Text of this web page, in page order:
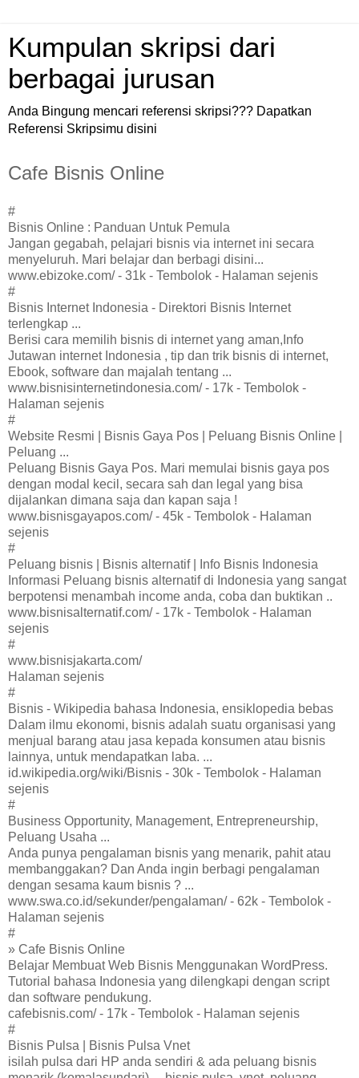
Kumpulan skripsi dari
berbagai jurusan
Anda Bingung mencari referensi skripsi??? Dapatkan
Referensi Skripsimu disini
Cafe Bisnis Online
#
Bisnis Online : Panduan Untuk Pemula
Jangan gegabah, pelajari bisnis via internet ini secara
menyeluruh. Mari belajar dan berbagi disini...
www.ebizoke.com/ - 31k - Tembolok - Halaman sejenis
#
Bisnis Internet Indonesia - Direktori Bisnis Internet
terlengkap ...
Berisi cara memilih bisnis di internet yang aman,Info
Jutawan internet Indonesia , tip dan trik bisnis di internet,
Ebook, software dan majalah tentang ...
www.bisnisinternetindonesia.com/ - 17k - Tembolok -
Halaman sejenis
#
Website Resmi | Bisnis Gaya Pos | Peluang Bisnis Online |
Peluang ...
Peluang Bisnis Gaya Pos. Mari memulai bisnis gaya pos
dengan modal kecil, secara sah dan legal yang bisa
dijalankan dimana saja dan kapan saja !
www.bisnisgayapos.com/ - 45k - Tembolok - Halaman
sejenis
#
Peluang bisnis | Bisnis alternatif | Info Bisnis Indonesia
Informasi Peluang bisnis alternatif di Indonesia yang sangat
berpotensi menambah income anda, coba dan buktikan ..
www.bisnisalternatif.com/ - 17k - Tembolok - Halaman
sejenis
#
www.bisnisjakarta.com/
Halaman sejenis
#
Bisnis - Wikipedia bahasa Indonesia, ensiklopedia bebas
Dalam ilmu ekonomi, bisnis adalah suatu organisasi yang
menjual barang atau jasa kepada konsumen atau bisnis
lainnya, untuk mendapatkan laba. ...
id.wikipedia.org/wiki/Bisnis - 30k - Tembolok - Halaman
sejenis
#
Business Opportunity, Management, Entrepreneurship,
Peluang Usaha ...
Anda punya pengalaman bisnis yang menarik, pahit atau
membanggakan? Dan Anda ingin berbagi pengalaman
dengan sesama kaum bisnis ? ...
www.swa.co.id/sekunder/pengalaman/ - 62k - Tembolok -
Halaman sejenis
#
» Cafe Bisnis Online
Belajar Membuat Web Bisnis Menggunakan WordPress.
Tutorial bahasa Indonesia yang dilengkapi dengan script
dan software pendukung.
cafebisnis.com/ - 17k - Tembolok - Halaman sejenis
#
Bisnis Pulsa | Bisnis Pulsa Vnet
isilah pulsa dari HP anda sendiri & ada peluang bisnis